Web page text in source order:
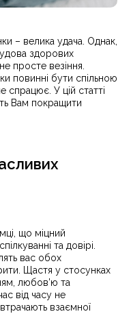
– велика удача. Однак,
здорових
просте везіння.
повинні бути спільною
спрацює. У цій статті
Вам покращити
що міцний
та довірі.
вас обох
Щастя у стосунках
любов’ю та
від часу не
взаємної